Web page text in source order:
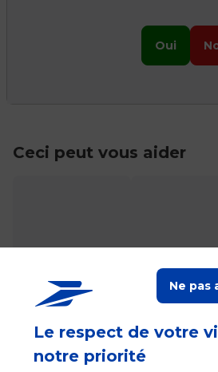
Le respect de votre
notre priorité
Ne pas
Oui
Ceci peut vous aider